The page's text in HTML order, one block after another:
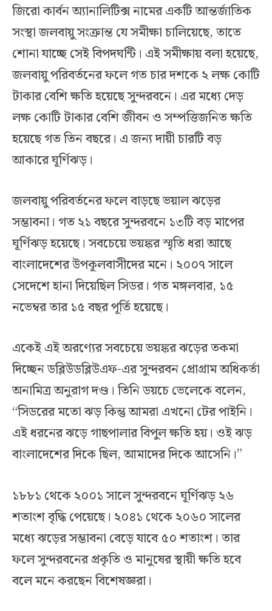
জিরো কার্বন অ্যানালিটিক্স নামের একটি আন্তর্জাতিক
সংস্থা জলবায়ু সংক্রান্ত যে সমীক্ষা চালিয়েছে, তাতে
শোনা যাচ্ছে সেই বিপদঘন্টি। এই সমীক্ষায় বলা হয়েছে,
জলবায়ু পরিবর্তনের ফলে গত চার দশকে ২ লক্ষ কোটি
টাকার বেশি ক্ষতি হয়েছে সুন্দরবনে। এর মধ্যে দেড়
লক্ষ কোটি টাকার বেশি জীবন ও সম্পত্তিজনিত ক্ষতি
হয়েছে গত তিন বছরে। এ জন্য দায়ী চারটি বড়
আকারে ঘূর্ণিঝড়।
জলবায়ু পরিবর্তনের ফলে বাড়ছে ভয়াল ঝড়ের
সম্ভাবনা। গত ২১ বছরে সুন্দরবনে ১৩টি বড় মাপের
ঘূর্ণিঝড় হয়েছে। সবচেয়ে ভয়ঙ্কর স্মৃতি ধরা আছে
বাংলাদেশের উপকূলবাসীদের মনে। ২০০৭ সালে
সেদেশে হানা দিয়েছিল সিডর। গত মঙ্গলবার, ১৫
নভেম্বর তার ১৫ বছর পূর্তি হয়েছে।
একেই এই অরণ্যের সবচেয়ে ভয়ঙ্কর ঝড়ের তকমা
দিচ্ছেন ডব্লিউডব্লিউএফ-এর সুন্দরবন প্রোগ্রাম অধিকর্তা
অনামিত্র অনুরাগ দণ্ড। তিনি ডয়চে ভেলেকে বলেন,
“সিডরের মতো ঝড় কিন্তু আমরা এখনো টের পাইনি।
এই ধরনের ঝড়ে গাছপালার বিপুল ক্ষতি হয়। ওই ঝড়
বাংলাদেশের দিকে ছিল, আমাদের দিকে আসেনি।”
১৮৮১ থেকে ২০০১ সালে সুন্দরবনে ঘূর্ণিঝড় ২৬
শতাংশ বৃদ্ধি পেয়েছে। ২০৪১ থেকে ২০৬০ সালের
মধ্যে ঝড়ের সম্ভাবনা বেড়ে যাবে ৫০ শতাংশ। তার
ফলে সুন্দরবনের প্রকৃতি ও মানুষের স্থায়ী ক্ষতি হবে
বলে মনে করছেন বিশেষজ্ঞরা।